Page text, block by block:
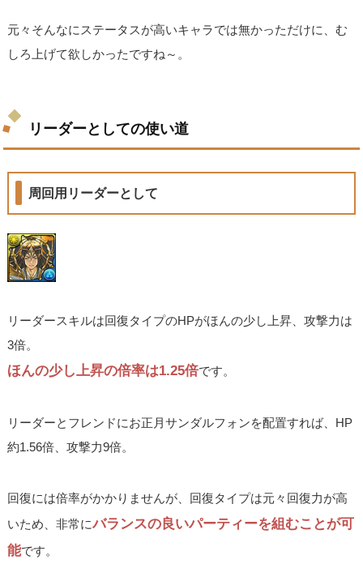
元々そんなにステータスが高いキャラでは無かっただけに、む
しろ上げて欲しかったですね～。
リーダーとしての使い道
周回用リーダーとして
リーダースキルは回復タイプのHPがほんの少し上昇、攻撃力は
3倍。
ほんの少し上昇の倍率は1.25倍です。
リーダーとフレンドにお正月サンダルフォンを配置すれば、HP
約1.56倍、攻撃力9倍。
回復には倍率がかかりませんが、回復タイプは元々回復力が高
いため、非常にバランスの良いパーティーを組むことが可
能です。